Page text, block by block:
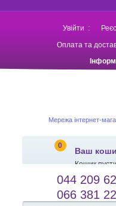
Увійти :
Оплата та
Мережа інтернет-
0
Ваш
Кошик
salessameto@gmail.com
Зворотній зв'язок
044 209
066 381